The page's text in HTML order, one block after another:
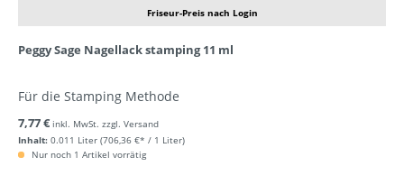
Friseur-Preis nach Login
Peggy Sage Nagellack stamping 11 ml
Für die Stamping Methode
Inhalt: 0.011 Liter (706,36 €* / 1 Liter)
7,77 € inkl. MwSt. zzgl. Versand
Nur noch 1 Artikel vorrätig